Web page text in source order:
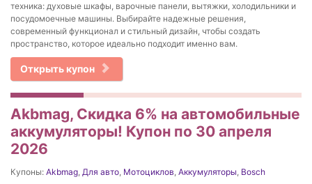
техника: духовые шкафы, варочные панели, вытяжки, холодильники и
посудомоечные машины. Выбирайте надежные решения,
современный функционал и стильный дизайн, чтобы создать
пространство, которое идеально подходит именно вам.
Открыть купон
Akbmag, Скидка 6% на автомобильные
аккумуляторы! Купон по 30 апреля
2026
Купоны: Akbmag, Для авто, Мотоциклов, Аккумуляторы, Bosch